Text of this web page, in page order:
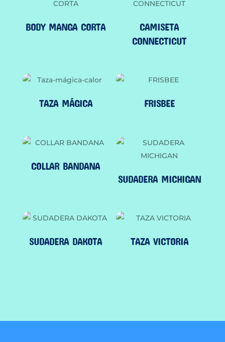
BODY MANGA CORTA
CAMISETA
CONNECTICUT
TAZA MÁGICA FRISBEE
COLLAR BANDANA
SUDADERA MICHIGAN
SUDADERA DAKOTA TAZA VICTORIA